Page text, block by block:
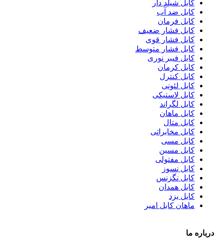
کابل شیلد دار
کابل ضد آب
کابل فرمان
کابل فشار ضعیف
کابل فشار قوی
کابل فشار متوسط
کابل فیبر نوری
کابل کرمان
کابل کنترل
کابل لئونی
کابل لاستیکی
کابل لگراند
کابل ماهان
کابل متال
کابل مخابراتی
کابل مسی
کابل مسین
کابل مفتولی
کابل نسوز
کابل نگزنس
کابل همدان
کابل یزد
ماهان کابل امیر
درباره ما